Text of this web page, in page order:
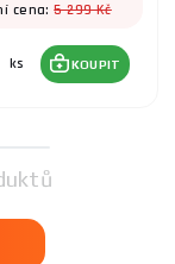
cena:5 299 Kč
ks KOUPIT